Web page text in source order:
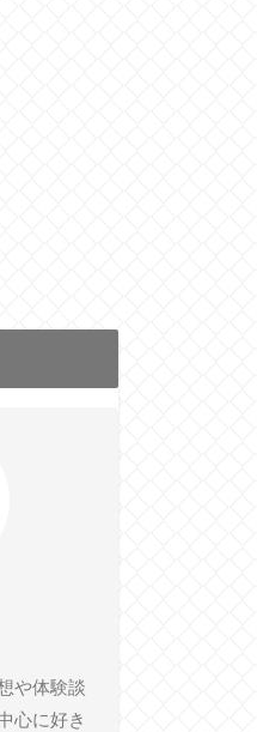
や体験談
心に好き